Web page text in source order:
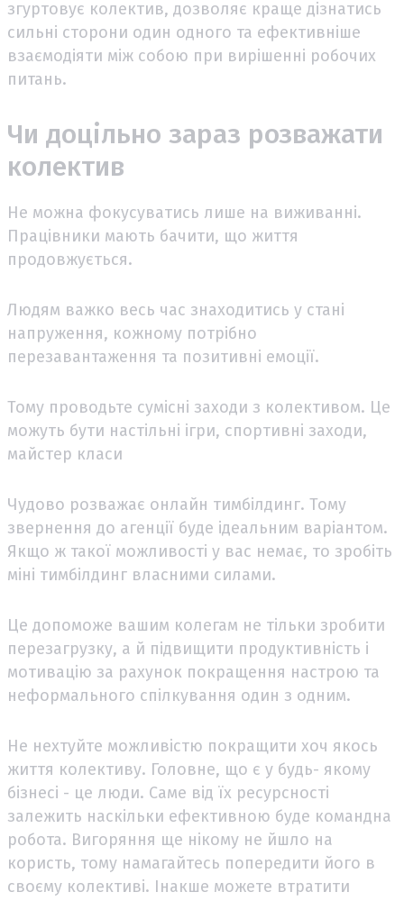
згуртовує колектив, дозволяє краще дізнатись
сильні сторони один одного та ефективніше
взаємодіяти між собою при вирішенні робочих
питань.
Чи доцільно зараз розважати
колектив
Не можна фокусуватись лише на виживанні.
Працівники мають бачити, що життя
продовжується.
Людям важко весь час знаходитись у стані
напруження, кожному потрібно
перезавантаження та позитивні емоції.
Тому проводьте сумісні заходи з колективом. Це
можуть бути настільні ігри, спортивні заходи,
майстер класи
Чудово розважає онлайн тимбілдинг. Тому
звернення до агенції буде ідеальним варіантом.
Якщо ж такої можливості у вас немає, то зробіть
міні тимбілдинг власними силами.
Це допоможе вашим колегам не тільки зробити
перезагрузку, а й підвищити продуктивність і
мотивацію за рахунок покращення настрою та
неформального спілкування один з одним.
Не нехтуйте можливістю покращити хоч якось
життя колективу. Головне, що є у будь- якому
бізнесі - це люди. Саме від їх ресурсності
залежить наскільки ефективною буде командна
робота. Вигоряння ще нікому не йшло на
користь, тому намагайтесь попередити його в
своєму колективі. Інакше можете втратити